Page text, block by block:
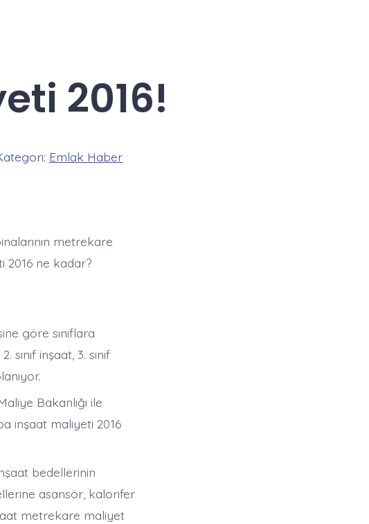
2016!
Emlak Haber
metrekare
2016 ne kadar?
göre sınıflara
sınıf inşaat, 3. sınıf
Bakanlığı ile
inşaat maliyeti 2016
bedellerinin
asansör, kalorifer
metrekare maliyet